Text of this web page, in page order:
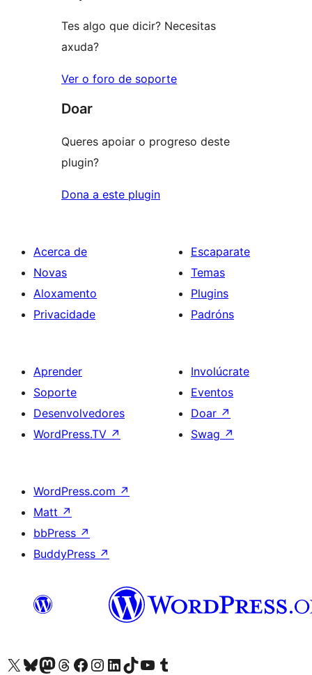
Tes algo que dicir? Necesitas
axuda?
Ver o foro de soporte
Doar
Queres apoiar o progreso deste
plugin?
Dona a este plugin
Acerca de
Novas
Aloxamento
Privacidade
Escaparate
Temas
Plugins
Padróns
Aprender
Soporte
Desenvolvedores
WordPress.TV ↗
Involúcrate
Eventos
Doar ↗
Swag ↗
WordPress.com ↗
Matt ↗
bbPress ↗
BuddyPress ↗
Visita la cuenta de X (anteriormente Twitter)
Visita a nosa conta de Bluesky
Visita a nosa conta de Mastodon
Visita a nosa conta de Threads
Visita a nosa páxina de Facebook
Visita a nosa conta de Instagram
Visita a nosa conta de LinkedIn
Visita a nosa conta de TikTok
Visita a nosa canle de YouTube
Visita a nosa conta de Tumblr